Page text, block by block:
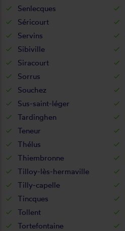
Senlecques
Séricourt
Servins
Sibiville
Siracourt
Sorrus
Souchez
Sus-saint-léger
Tardinghen
Teneur
Thélus
Thiembronne
Tilloy-lès-hermaville
Tilly-capelle
Tincques
Tollent
Tortefontaine